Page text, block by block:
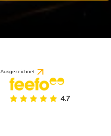
Ausgezeichnetbasierend auf 1